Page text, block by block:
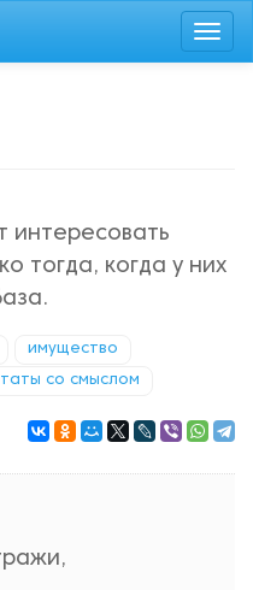
интересовать
тогда, когда у них
имущество
со смыслом